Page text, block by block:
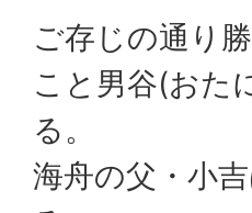
ご存じの通り
こと男谷(おた
る。
海舟の父・小